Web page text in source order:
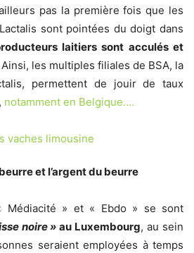
pas la première fois que les
sont pointées du doigt dans
laitiers sont acculés et
Ainsi, les multiples filiales de BSA, la
permettent de jouir de taux
notamment en Belgique….
et l’argent du beurre
Médiacité » et « Ebdo » se sont
noire » au Luxembourg, au sein
seraient employées à temps